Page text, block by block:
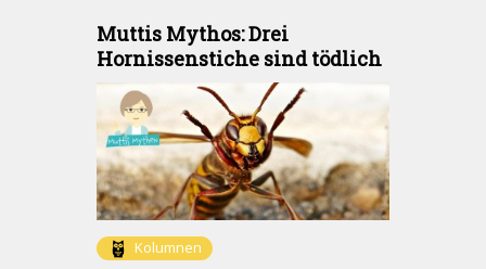
Muttis Mythos: Drei
Hornissenstiche sind tödlich
Kolumnen